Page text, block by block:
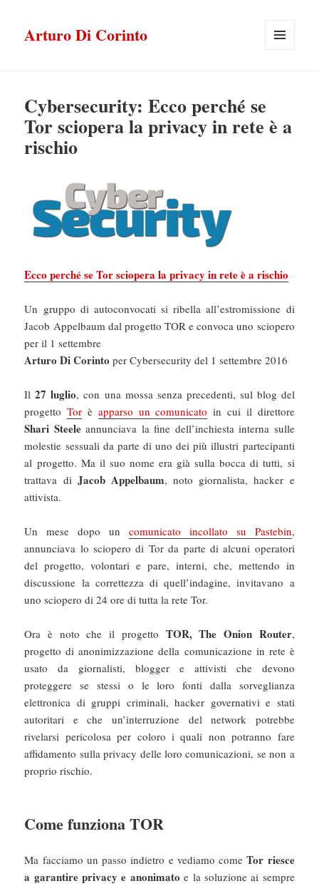
Arturo Di Corinto
Cybersecurity: Ecco perché se
Tor sciopera la privacy in rete è a
rischio
Ecco perché se Tor sciopera la privacy in rete è a rischio
Un gruppo di autoconvocati si ribella all’estromissione di
Jacob Appelbaum dal progetto TOR e convoca uno sciopero
per il 1 settembre
Arturo Di Corinto per Cybersecurity del 1 settembre 2016
Il27 luglio, con una mossa senza precedenti, sul blog del
progettoTor è apparso un comunicato in cui il direttore
Shari Steeleannunciava la fine dell’inchiesta interna sulle
molestie sessuali da parte di uno dei più illustri partecipanti
al progetto. Ma il suo nome era già sulla bocca di tutti, si
trattava di Jacob Appelbaum, noto giornalista, hacker e
attivista.
Un mese dopo un comunicato incollato su Pastebin,
annunciava lo sciopero di Tor da parte di alcuni operatori
del progetto, volontari e pare, interni, che, mettendo in
discussione la correttezza di quell’indagine, invitavano a
uno sciopero di 24 ore di tutta la rete Tor.
Ora è noto che il progetto TOR, The Onion Router,
progetto di anonimizzazione della comunicazione in rete è
usato da giornalisti, blogger e attivisti che devono
proteggere se stessi o le loro fonti dalla sorveglianza
elettronica di gruppi criminali, hacker governativi e stati
autoritari e che un’interruzione del network potrebbe
rivelarsi pericolosa per coloro i quali non potranno fare
affidamento sulla privacy delle loro comunicazioni, se non a
proprio rischio.
Come funziona TOR
Ma facciamo un passo indietro e vediamo comeTor riesce
a garantire privacy e anonimato e la soluzione ai sempre